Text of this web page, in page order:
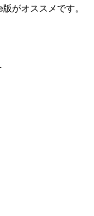
がオススメです。